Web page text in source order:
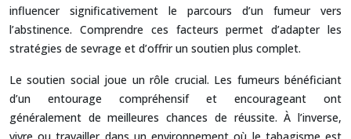
influencer significativement le parcours d’un fumeur vers
l’abstinence. Comprendre ces facteurs permet d’adapter les
stratégies de sevrage et d’offrir un soutien plus complet.
Le soutien social joue un rôle crucial. Les fumeurs bénéficiant
d’un entourage compréhensif et encourageant ont
généralement de meilleures chances de réussite. À l’inverse,